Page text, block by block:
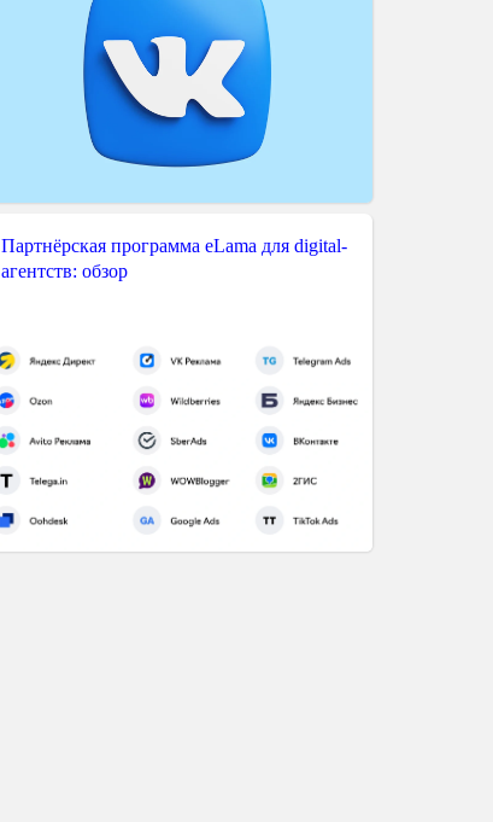
Партнёрская программа eLama для digital-
агентств: обзор